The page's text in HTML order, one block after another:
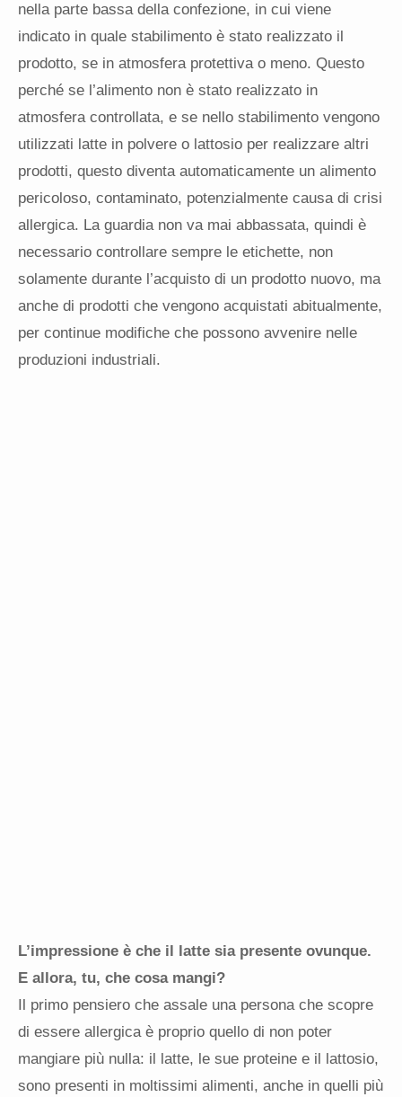
nella parte bassa della confezione, in cui viene
indicato in quale stabilimento è stato realizzato il
prodotto, se in atmosfera protettiva o meno. Questo
perché se l’alimento non è stato realizzato in
atmosfera controllata, e se nello stabilimento vengono
utilizzati latte in polvere o lattosio per realizzare altri
prodotti, questo diventa automaticamente un alimento
pericoloso, contaminato, potenzialmente causa di crisi
allergica. La guardia non va mai abbassata, quindi è
necessario controllare sempre le etichette, non
solamente durante l’acquisto di un prodotto nuovo, ma
anche di prodotti che vengono acquistati abitualmente,
per continue modifiche che possono avvenire nelle
produzioni industriali.
L’impressione è che il latte sia presente ovunque.
E allora, tu, che cosa mangi?
Il primo pensiero che assale una persona che scopre
di essere allergica è proprio quello di non poter
mangiare più nulla: il latte, le sue proteine e il lattosio,
sono presenti in moltissimi alimenti, anche in quelli più